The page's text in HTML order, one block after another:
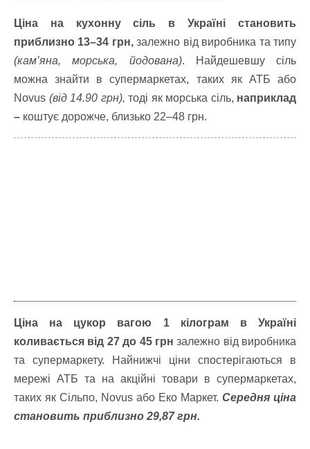
Ціна на кухонну сіль в Україні становить
приблизно 13–34 грн,залежно від виробника та типу
(кам’яна, морська, йодована). Найдешевшу сіль
можна знайти в супермаркетах, таких як АТБ або
Novus (від 14.90 грн), тоді як морська сіль, наприклад
– коштує дорожче, близько 22–48 грн.
Ціна на цукор вагою 1 кілограм в Україні
коливається від 27 до 45 грн залежно від виробника
та супермаркету. Найнижчі ціни спостерігаються в
мережі АТБ та на акційні товари в супермаркетах,
таких як Сільпо, Novus або Еко Маркет. Середня ціна
становить приблизно 29,87 грн.